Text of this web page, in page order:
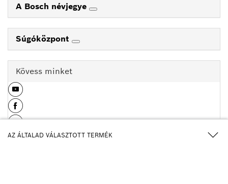
AZ ÁLTALAD VÁLASZTOTT TERMÉK
A Bosch névjegye
Súgóközpont
Kövess minket